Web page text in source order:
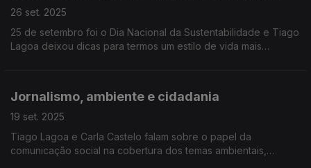
26 set. 2025
25 de setembro foi o Dia Nacional da Sustentabilidade e Tiago
Lagoa deixou dicas para termos um estilo de vida mais
Jornalismo, ambiente e cidadania
19 set. 2025
Tiago Lagoa e Carla Castelo falam sobre o papel da
comunicação social na cobertura dos temas ambientais,